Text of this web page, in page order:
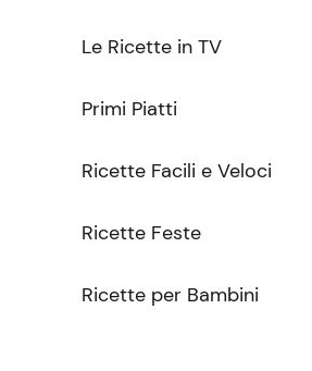
Le Ricette in TV
Primi Piatti
Ricette Facili e Veloci
Ricette Feste
Ricette per Bambini